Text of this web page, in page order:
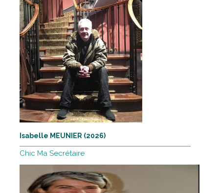
Isabelle MEUNIER (2026)
Chic Ma Secrétaire